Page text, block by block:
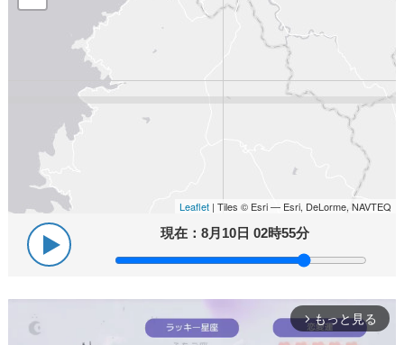
Leaflet | Tiles © Esri — Esri, DeLorme, NAVTEQ
現在：8月10日 02時55分
arrow_forward_ios もっと見る